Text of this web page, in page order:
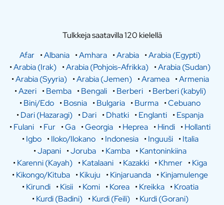
Tulkkeja saatavilla 120 kielellä
Afar •Albania •Amhara •Arabia •Arabia (Egypti)
•Arabia (Irak) •Arabia (Pohjois-Afrikka) •Arabia (Sudan)
•Arabia (Syyria) •Arabia (Jemen) •Aramea •Armenia
•Azeri •Bemba •Bengali •Berberi •Berberi (kabyli)
•Bini/Edo •Bosnia •Bulgaria •Burma •Cebuano
•Dari (Hazaragi) •Dari •Dhatki •Englanti •Espanja
•Fulani •Fur •Ga •Georgia •Heprea •Hindi •Hollanti
•Igbo •Iloko/Ilokano •Indonesia •Inguuši •Italia
•Japani •Joruba •Kamba •Kantoninkiina
•Karenni (Kayah) •Katalaani •Kazakki •Khmer •Kiga
•Kikongo/Kituba •Kikuju •Kinjaruanda •Kinjamulenge
•Kirundi •Kisii •Komi •Korea •Kreikka •Kroatia
•Kurdi (Badini) •Kurdi (Feili) •Kurdi (Gorani)